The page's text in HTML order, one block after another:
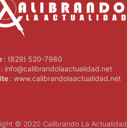
: (829) 520-7980
: info@calibrandolaactualidad.net
: www.calibrandolaactualidad.net
© 2020 Calibrando La Actualidad